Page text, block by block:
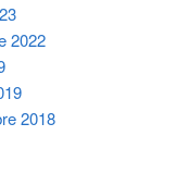
2022
2018